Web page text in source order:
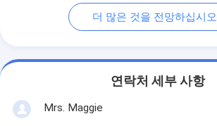
더 많은 것을 전망하십시오
연락처 세부 사항
Mrs. Maggie